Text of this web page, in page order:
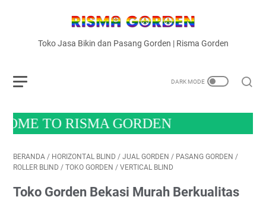
Toko Jasa Bikin dan Pasang Gorden | Risma Gorden
RISMA GORDEN
BERANDA / HORIZONTAL BLIND / JUAL GORDEN / PASANG GORDEN /
ROLLER BLIND / TOKO GORDEN / VERTICAL BLIND
Toko Gorden Bekasi Murah Berkualitas